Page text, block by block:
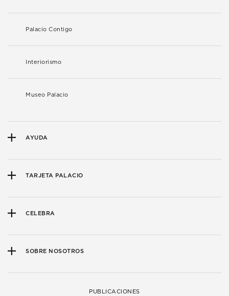
Palacio Contigo
Interiorismo
Museo Palacio
AYUDA
TARJETA PALACIO
CELEBRA
SOBRE NOSOTROS
PUBLICACIONES